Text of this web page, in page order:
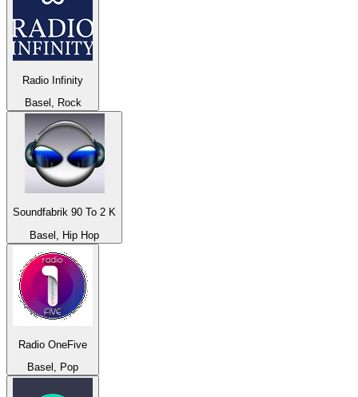
Radio Infinity
Basel, Rock
Soundfabrik 90 To 2 K
Basel, Hip Hop
Radio OneFive
Basel, Pop